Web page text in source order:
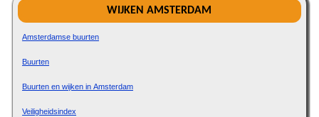
WIJKEN AMSTERDAM
Amsterdamse buurten
Buurten
Buurten en wijken in Amsterdam
Veiligheidsindex